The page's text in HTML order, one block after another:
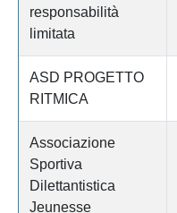
responsabilità
limitata
ASD PROGETTO
RITMICA
Associazione
Sportiva
Dilettantistica
Jeunesse